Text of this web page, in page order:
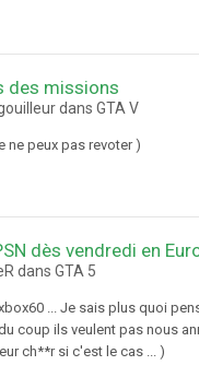
des missions
dans GTA V
ne peux pas revoter )
dès vendredi en
dans GTA 5
... Je sais plus quoi
coup ils veulent pas nous
ch**r si c'est le cas ... )